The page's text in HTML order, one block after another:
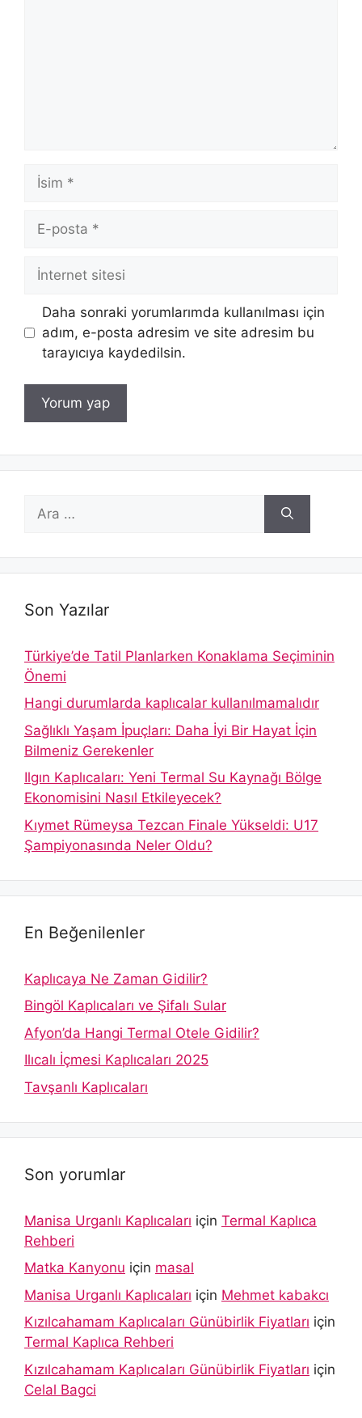
İsim
posta
İnternet
Daha sonraki yorumlarımda kullanılması için
adım, e-posta adresim ve site adresim bu
tarayıcıya kaydedilsin.
ara
Son Yazılar
Türkiye’de Tatil Planlarken Konaklama Seçiminin
Önemi
Hangi durumlarda kaplıcalar kullanılmamalıdır
Sağlıklı Yaşam İpuçları: Daha İyi Bir Hayat İçin
Bilmeniz Gerekenler
Ilgın Kaplıcaları: Yeni Termal Su Kaynağı Bölge
Ekonomisini Nasıl Etkileyecek?
Kıymet Rümeysa Tezcan Finale Yükseldi: U17
Şampiyonasında Neler Oldu?
En Beğenilenler
Kaplıcaya Ne Zaman Gidilir?
Bingöl Kaplıcaları ve Şifalı Sular
Afyon’da Hangi Termal Otele Gidilir?
Ilıcalı İçmesi Kaplıcaları 2025
Tavşanlı Kaplıcaları
Son yorumlar
Manisa Urganlı Kaplıcaları için Termal Kaplıca
Rehberi
Matka Kanyonu için masal
Manisa Urganlı Kaplıcaları için Mehmet kabakcı
Kızılcahamam Kaplıcaları Günübirlik Fiyatları için
Termal Kaplıca Rehberi
Kızılcahamam Kaplıcaları Günübirlik Fiyatları için
Celal Bagci